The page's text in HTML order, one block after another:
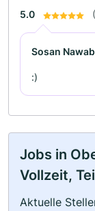
5.0
Sosan
:)
Jobs in
Vollzeit,
Aktuelle